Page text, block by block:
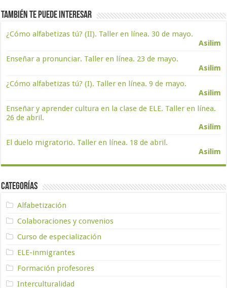
También te puede interesar
¿Cómo alfabetizas tú? (II). Taller en línea. 30 de mayo.
Asilim
Enseñar a pronunciar. Taller en línea. 23 de mayo.
Asilim
¿Cómo alfabetizas tú? (I). Taller en línea. 9 de mayo.
Asilim
Enseñar y aprender cultura en la clase de ELE. Taller en línea.
26 de abril.
Asilim
El duelo migratorio. Taller en línea. 18 de abril.
Asilim
Categorías
Alfabetización
Colaboraciones y convenios
Curso de especialización
ELE-inmigrantes
Formación profesores
Interculturalidad